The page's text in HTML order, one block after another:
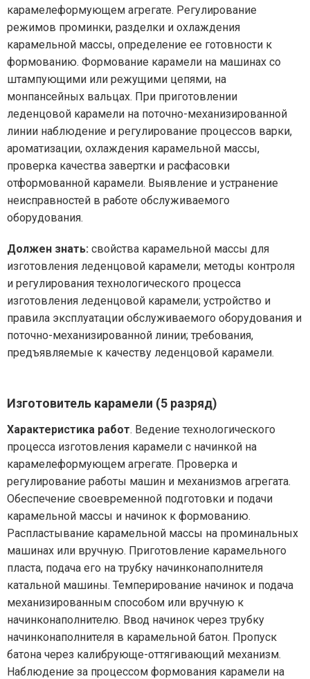
карамелеформующем агрегате. Регулирование
режимов проминки, разделки и охлаждения
карамельной массы, определение ее готовности к
формованию. Формование карамели на машинах со
штампующими или режущими цепями, на
монпансейных вальцах. При приготовлении
леденцовой карамели на поточно-механизированной
линии наблюдение и регулирование процессов варки,
ароматизации, охлаждения карамельной массы,
проверка качества завертки и расфасовки
отформованной карамели. Выявление и устранение
неисправностей в работе обслуживаемого
оборудования.
Должен знать: свойства карамельной массы для
изготовления леденцовой карамели; методы контроля
и регулирования технологического процесса
изготовления леденцовой карамели; устройство и
правила эксплуатации обслуживаемого оборудования и
поточно-механизированной линии; требования,
предъявляемые к качеству леденцовой карамели.
Изготовитель карамели (5 разряд)
Характеристика работ. Ведение технологического
процесса изготовления карамели с начинкой на
карамелеформующем агрегате. Проверка и
регулирование работы машин и механизмов агрегата.
Обеспечение своевременной подготовки и подачи
карамельной массы и начинок к формованию.
Распластывание карамельной массы на проминальных
машинах или вручную. Приготовление карамельного
пласта, подача его на трубку начинконаполнителя
катальной машины. Темперирование начинок и подача
механизированным способом или вручную к
начинконаполнителю. Ввод начинок через трубку
начинконаполнителя в карамельной батон. Пропуск
батона через калибрующе-оттягивающий механизм.
Наблюдение за процессом формования карамели на